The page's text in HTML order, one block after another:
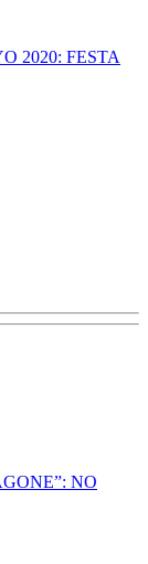
2020: FESTA
NO